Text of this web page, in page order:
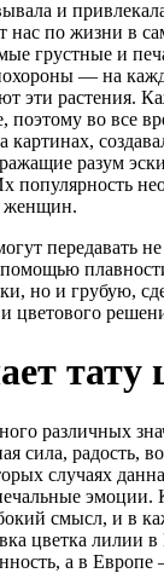
и
нас по жизни в
грустные и
— на
эти растения.
поэтому во все
картинах,
разум
популярность
женщин.
передавать
но и грубую,
цветового
тату
различных
сила, радость,
случаях
смысл, и в
цветка лилии в
а в Европе